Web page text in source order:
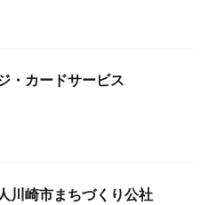
・カードサービス
川崎市まちづくり公社